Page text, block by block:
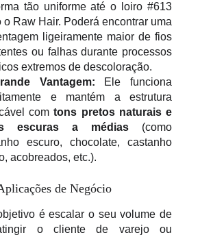
tão uniforme até o loiro #613
o Raw Hair. Poderá encontrar uma
ligeiramente maior de fios
ou falhas durante processos
extremos de descoloração.
Vantagem: Ele funciona
e mantém a estrutura
comtons pretos naturais e
escuras a médias (como
escuro, chocolate, castanho
acobreados, etc.).
de Negócio
é escalar o seu volume de
o cliente de varejo ou